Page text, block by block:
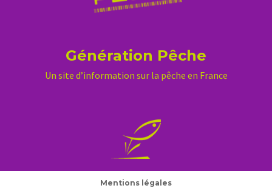
Génération Pêche
Un site d’information sur la pêche en France
Mentions légales